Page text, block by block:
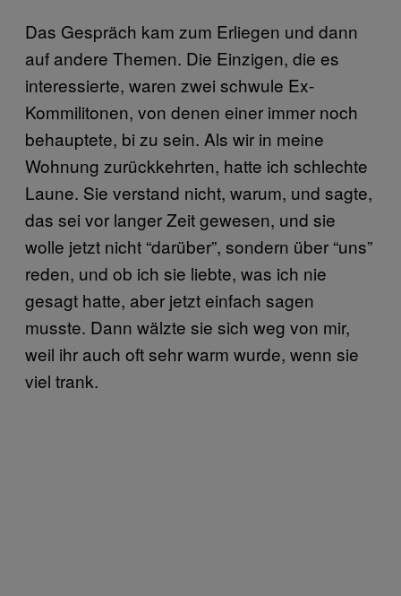
Das Gespräch kam zum Erliegen und dann
auf andere Themen. Die Einzigen, die es
interessierte, waren zwei schwule Ex-
Kommilitonen, von denen einer immer noch
behauptete, bi zu sein. Als wir in meine
Wohnung zurückkehrten, hatte ich schlechte
Laune. Sie verstand nicht, warum, und sagte,
das sei vor langer Zeit gewesen, und sie
wolle jetzt nicht “darüber”, sondern über “uns”
reden, und ob ich sie liebte, was ich nie
gesagt hatte, aber jetzt einfach sagen
musste. Dann wälzte sie sich weg von mir,
weil ihr auch oft sehr warm wurde, wenn sie
viel trank.